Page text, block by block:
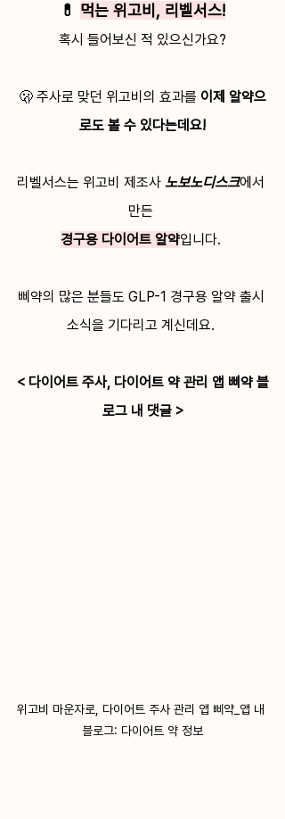
💊 먹는 위고비, 리벨서스!
혹시 들어보신 적 있으신가요?
🫢 주사로 맞던 위고비의 효과를 이제 알약으
로도 볼 수 있다는데요!
리벨서스는 위고비 제조사 노보노디스크에서
만든
경구용 다이어트 알약입니다.
삐약의 많은 분들도 GLP-1 경구용 알약 출시
소식을 기다리고 계신데요.
< 다이어트 주사, 다이어트 약 관리 앱 삐약 블
로그 내 댓글 >
위고비 마운자로, 다이어트 주사 관리 앱 삐약_앱 내
블로그: 다이어트 약 정보